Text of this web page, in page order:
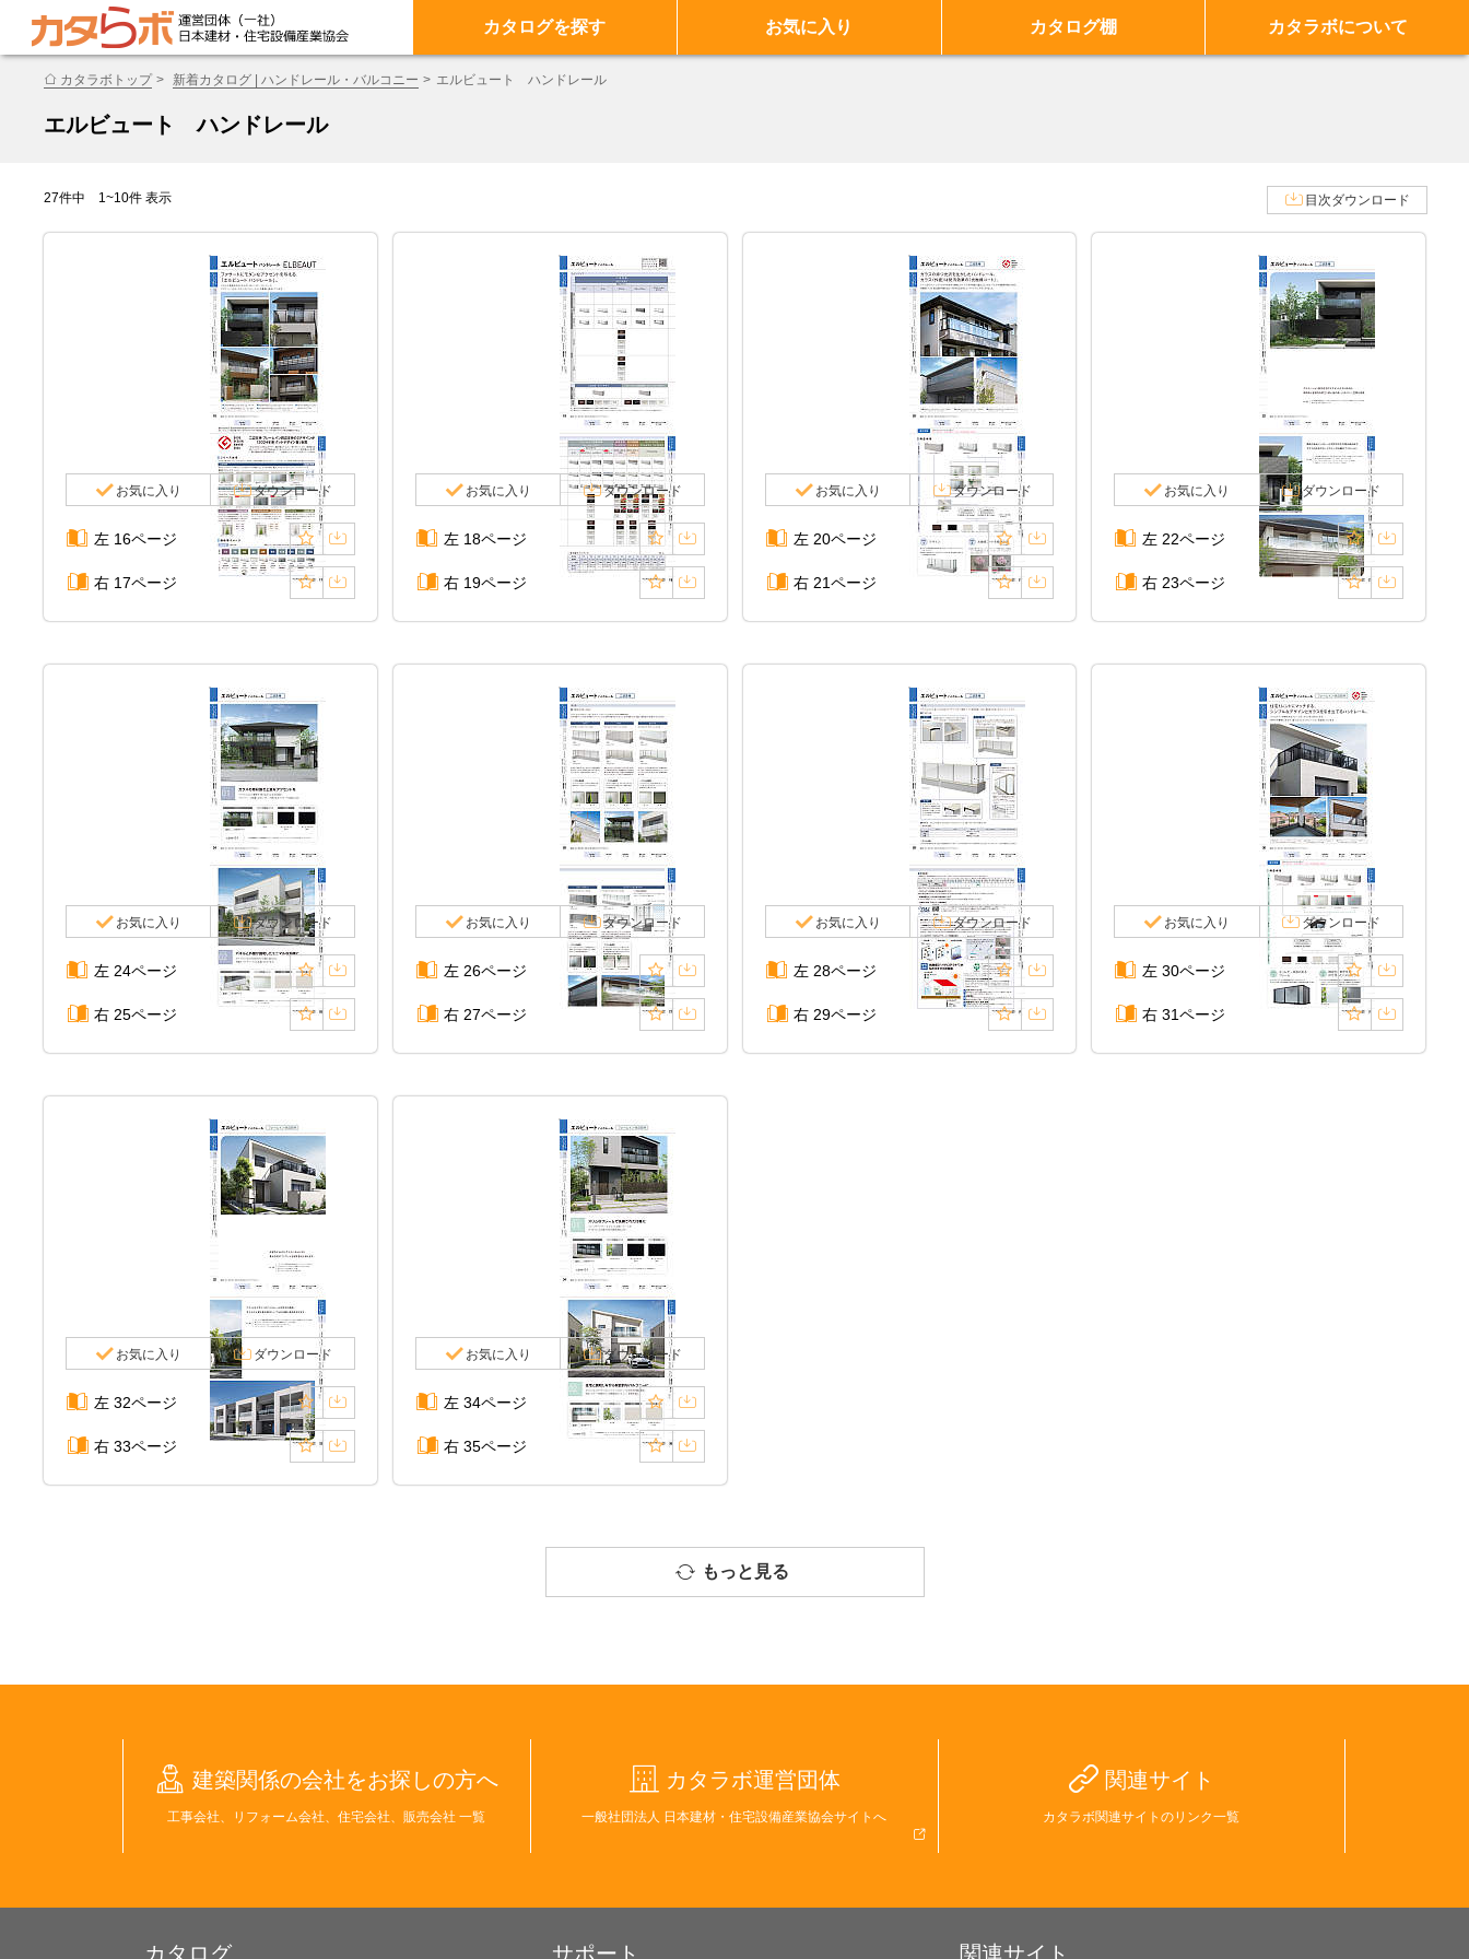
カタログを探す お気に入り カタログ棚 カタラボについて
カタラボトップ 新着カタログ | ハンドレール・バルコニー エルビュート ハンドレール
エルビュート ハンドレール
27件中 1~10件 表示 目次ダウンロード
お気に入り ダウンロード
左 16ページ
右 17ページ
お気に入り ダウンロード
左 18ページ
右 19ページ
お気に入り ダウンロード
左 20ページ
右 21ページ
お気に入り ダウンロード
左 22ページ
右 23ページ
お気に入り ダウンロード
左 24ページ
右 25ページ
お気に入り ダウンロード
左 26ページ
右 27ページ
お気に入り ダウンロード
左 28ページ
右 29ページ
お気に入り ダウンロード
左 30ページ
右 31ページ
お気に入り ダウンロード
左 32ページ
右 33ページ
お気に入り ダウンロード
左 34ページ
右 35ページ
もっと見る
建築関係の会社をお探しの方へ
工事会社、リフォーム会社、住宅会社、販売会社 一覧
カタラボ運営団体
一般社団法人 日本建材・住宅設備産業協会サイトへ
関連サイト
カタラボ関連サイトのリンク一覧
カタログ サポート 関連サイト